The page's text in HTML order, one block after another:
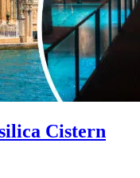
Cistern